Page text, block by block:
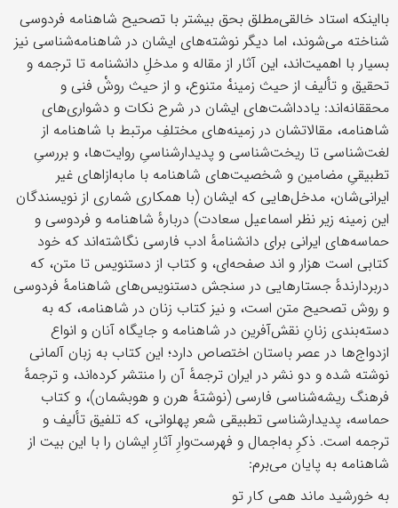
بااینکه استاد خالقی‌مطلق بحق بیشتر با تصحیح شاهنامه فردوسی
شناخته می‌شوند، اما دیگر نوشته‌های ایشان در شاهنامه‌شناسی نیز
بسیار با اهمیت‌اند، این آثار از مقاله و مدخلِ دانشنامه تا ترجمه و
تحقیق و تألیف از حیث زمینهْ متنوع‌، و از حیث روشْ فنی و
محققانه‌اند: یادداشت‌های ایشان در شرح نکات و دشواری‌های
شاهنامه، مقالاتشان در زمینه‌های مختلفِ مرتبط با شاهنامه از
لغت‌شناسی تا ریخت‌شناسی و پدیدارشناسیِ روایت‌ها، و بررسیِ
تطبیقیِ مضامین و شخصیت‌های شاهنامه با مابه‌ازاهای غیر
ایرانی‌شان، مدخل‌هایی که ایشان (با همکاری شماری از نویسندگان
این زمینه زیر نظر اسماعیل سعادت) دربارهٔ شاهنامه و فردوسی و
حماسه‌های ایرانی برای دانشنامهٔ ادب فارسی نگاشته‌اند که خود
کتابی است هزار و اند صفحه‌ای، و کتاب از دستنویس تا متن، که
دربردارندهٔ جستارهایی در سنجش دستنویس‌های شاهنامهٔ فردوسی
و روش تصحیح متن است، و نیز کتاب زنان در شاهنامه، که به
دسته‌بندی زنانِ نقش‌آفرین در شاهنامه و جایگاه آنان و انواع
ازدواج‌ها در عصر باستان اختصاص دارد؛ این کتاب به زبان آلمانی
نوشته شده و دو نشر در ایران ترجمهٔ آن را منتشر کرده‌اند، و ترجمهٔ
فرهنگ ریشه‌شناسی فارسی (نوشتهٔ هرن و هوبشمان)، و کتاب
حماسه، پدیدارشناسی تطبیقی شعر پهلوانی، که تلفیق تألیف و
ترجمه است. ذکرِ به‌اجمال و فهرست‌وارِ آثارِ ایشان را با این بیت از
شاهنامه به پایان می‌برم:
به خورشید ماند همی کار تو